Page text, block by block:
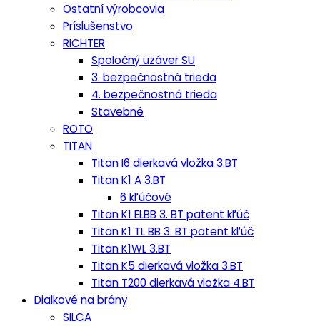
Ostatní výrobcovia
Príslušenstvo
RICHTER
Spoločný uzáver SU
3. bezpečnostná trieda
4. bezpečnostná trieda
Stavebné
ROTO
TITAN
Titan I6 dierkavá vložka 3.BT
Titan K1 A 3.BT
6 kľúčové
Titan K1 ELBB 3. BT patent kľúč
Titan K1 TL BB 3. BT patent kľúč
Titan K1WL 3.BT
Titan K5 dierkavá vložka 3.BT
Titan T200 dierkavá vložka 4.BT
Dialkové na brány
SILCA